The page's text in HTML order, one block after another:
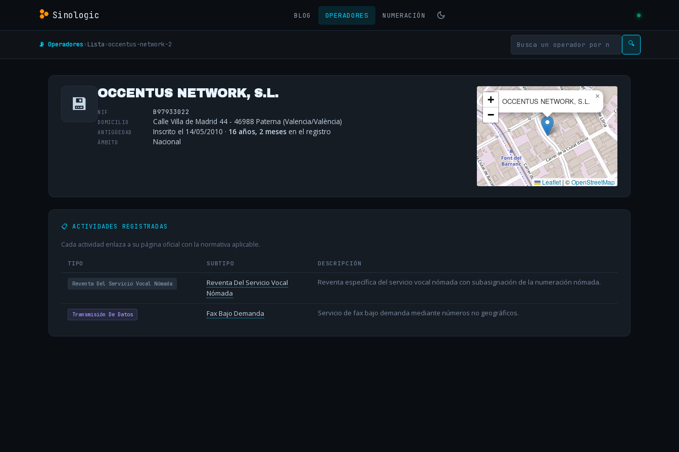
Sinologic BLOG OPERADORES NUMERACIÓN
📡 Operadores› Lista›occentus-network-2 🔍
💾 OCCENTUS NETWORK, S.L.
NIF B97933022
DOMICILIO Calle Villa de Madrid 44 - 46988 Paterna (Valencia/València)
ANTIGÜEDAD Inscrito el 14/05/2010 · 16 años, 2 meses en el registro
ÁMBITO Nacional
OCCENTUS NETWORK, S.L.
×
+
−
Leaflet | ©OpenStreetMap
📋 ACTIVIDADES REGISTRADAS
Cada actividad enlaza a su página oficial con la normativa aplicable.
TIPO SUBTIPO DESCRIPCIÓN
Reventa Del Servicio Vocal Nómada
Reventa Del Servicio Vocal
Nómada
Reventa específica del servicio vocal nómada con subasignación de la numeración nómada.
Transmisión De Datos Fax Bajo Demanda Servicio de fax bajo demanda mediante números no geográficos.